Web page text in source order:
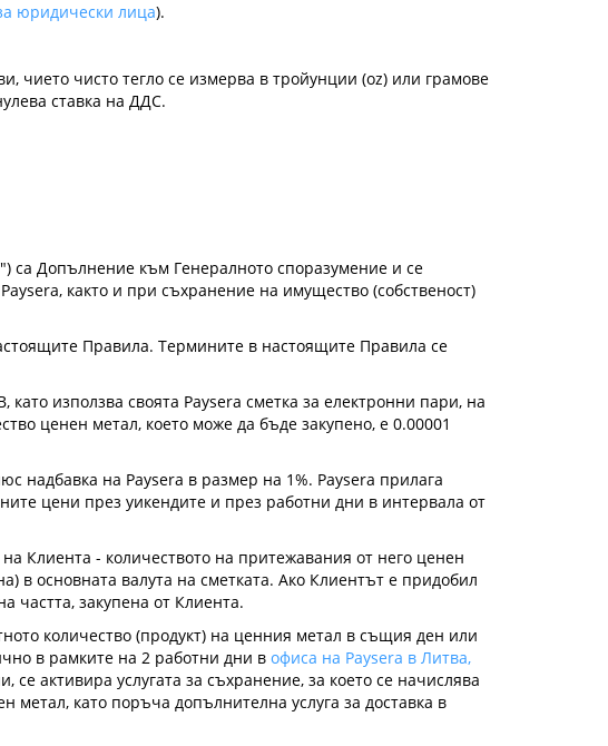
юридически лица).
чисто тегло се измерва в тройунции (oz) или грамове
ставка на ДДС.
са Допълнение към Генералното споразумение и се
както и при съхранение на имущество (собственост)
Правила. Термините в настоящите Правила се
използва своята Paysera сметка за електронни пари, на
ценен метал, което може да бъде закупено, е 0.00001
надбавка на Paysera в размер на 1%. Paysera прилага
цени през уикендите и през работни дни в интервала от
Клиента - количеството на притежавания от него ценен
в основната валута на сметката. Ако Клиентът е придобил
частта, закупена от Клиента.
количество (продукт) на ценния метал в същия ден или
в рамките на 2 работни дни в офиса на Paysera в Литва,
активира услугата за съхранение, за което се начислява
метал, като поръча допълнителна услуга за доставка в